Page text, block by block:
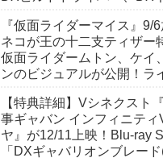
か12点！
『仮面ライダーマイス』9/6
ネコが王の十二支ティザー
仮面ライダームトン、ケイ
ンのビジュアルが公開！ラ
【特典詳細】Vシネクスト
事ギャバン インフィニティ
ヤ』が12/11上映！Blu-ray
「DXギャバリオンブレー